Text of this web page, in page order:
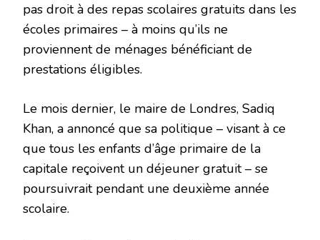
pas droit à des repas scolaires gratuits dans les
écoles primaires – à moins qu’ils ne
proviennent de ménages bénéficiant de
prestations éligibles.
Le mois dernier, le maire de Londres, Sadiq
Khan, a annoncé que sa politique – visant à ce
que tous les enfants d’âge primaire de la
capitale reçoivent un déjeuner gratuit – se
poursuivrait pendant une deuxième année
scolaire.